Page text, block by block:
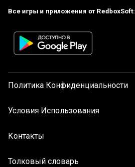
Все игры и приложения от RedboxSoft:
Политика Конфиденциальности
Условия Использования
Контакты
Толковый словарь